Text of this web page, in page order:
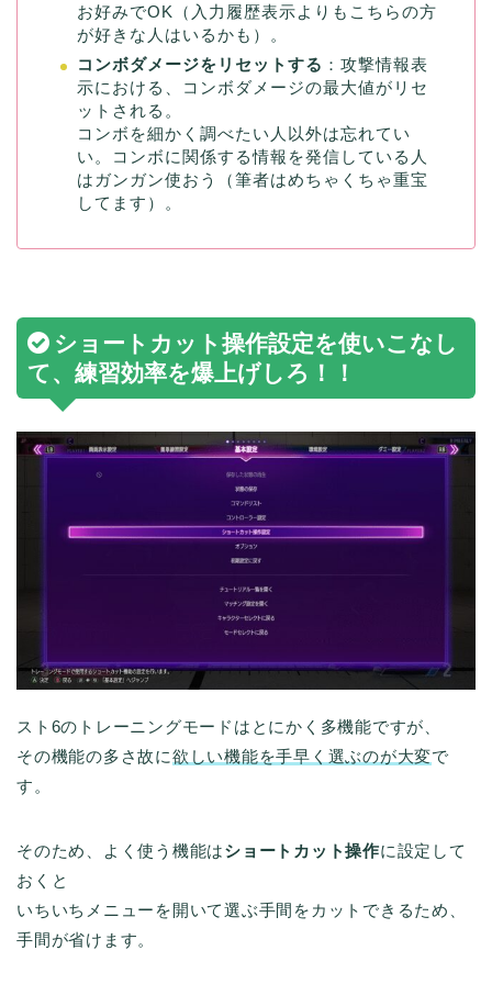
お好みでOK（入力履歴表示よりもこちらの方
が好きな人はいるかも）。
コンボダメージをリセットする ：攻撃情報表
示における、コンボダメージの最大値がリセ
ットされる。
コンボを細かく調べたい人以外は忘れてい
い。コンボに関係する情報を発信している人
はガンガン使おう（筆者はめちゃくちゃ重宝
してます）。
ショートカット操作設定を使いこなし
て、練習効率を爆上げしろ！！
スト6のトレーニングモードはとにかく多機能ですが、
その機能の多さ故に欲しい機能を手早く選ぶのが大変で
す。
そのため、よく使う機能はショートカット操作に設定して
おくと
いちいちメニューを開いて選ぶ手間をカットできるため、
手間が省けます。